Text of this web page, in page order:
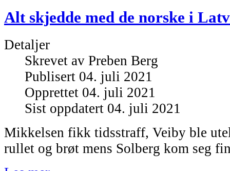
Alt skjedde med de norske i
Detaljer
Skrevet av Preben Berg
Publisert 04. juli 2021
Opprettet 04. juli 2021
Sist oppdatert 04. juli 2021
Mikkelsen fikk tidsstraff, Veiby ble
rullet og brøt mens Solberg kom seg